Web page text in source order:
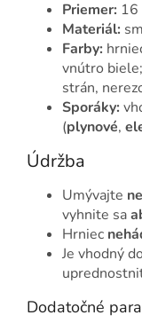
Priemer: 16
Materiál:
Farby:
vnútro
strán,
Sporáky:
(plynové,
Údržba
Umývajte
vyhnite sa
Hrniec
Je vhodný do
Dodatočné